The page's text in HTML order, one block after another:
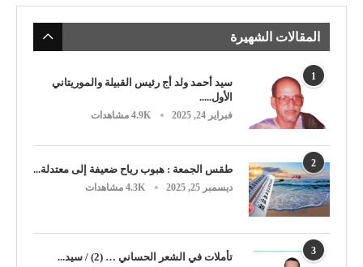
المقالات الشهيرة
1
سيد أحمد ولد أج رئيس القبيلة والموريتاني
الأول.....
فبراير 24, 2025 4.9K مشاهدات
2 طقس الجمعة : هبوب رياح ضعيفة إلى معتدلة...
ديسمبر 25, 2025 4.3K مشاهدات
3 تأملات في الشعر الحساني … (2) / سيد...